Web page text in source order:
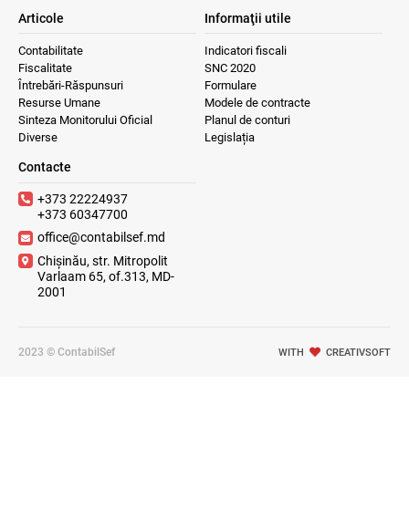
Articole
Contabilitate
Fiscalitate
Întrebări-Răspunsuri
Resurse Umane
Sinteza Monitorului Oficial
Diverse
Informaţii utile
Indicatori fiscali
SNC 2020
Formulare
Modele de contracte
Planul de conturi
Legislația
Contacte
+373 22224937
+373 60347700
office@contabilsef.md
Chișinău, str. Mitropolit
Varlaam 65, of.313, MD-
2001
2023 © ContabilSef WITH CREATIVSOFT